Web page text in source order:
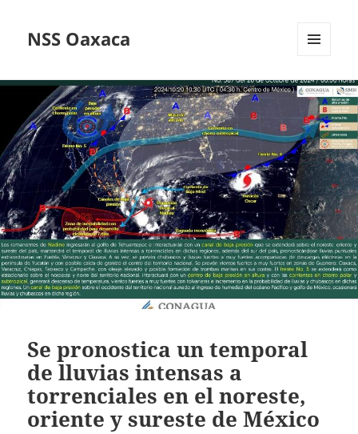
NSS Oaxaca
WIDGETS
Se pronostica un temporal
de lluvias intensas a
torrenciales en el noreste,
oriente y sureste de México